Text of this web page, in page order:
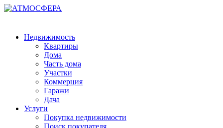
Недвижимость
Квартиры
Дома
Часть дома
Участки
Коммерция
Гаражи
Дача
Услуги
Покупка недвижимости
Поиск покупателя